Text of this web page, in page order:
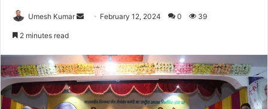
Umesh Kumar
Send February 12, 2024 0 39
2 minutes read